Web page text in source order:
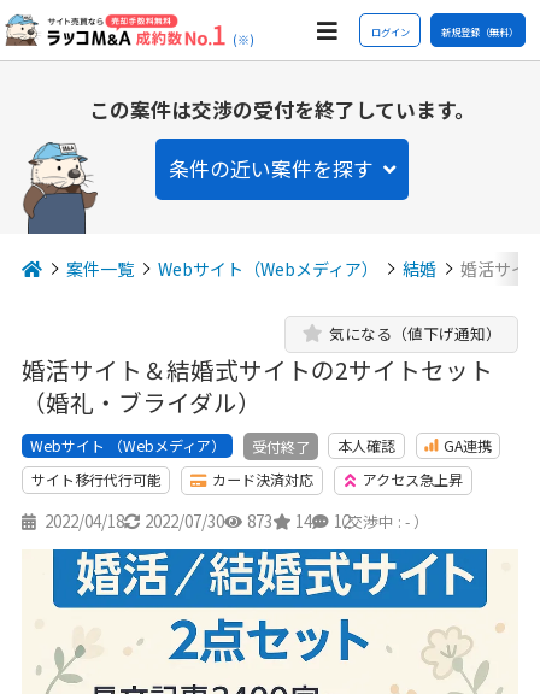
(※) ログイン 新規登録（無料）
この案件は交渉の受付を終了しています。
条件の近い案件を探す
案件一覧 Webサイト（Webメディア） 結婚 婚活サイ
婚活サイト＆結婚式サイトの2サイトセット
（婚礼・ブライダル）
気になる（値下げ通知）
Webサイト （Webメディア） 受付終了 本人確認
GA連携
サイト移行代行可能
カード決済対応 アクセス急上昇
2022/04/18 2022/07/30 873 14 12
（交渉中 : - ）